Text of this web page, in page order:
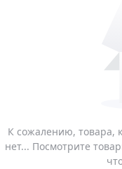
К сожалению, товара,
нет... Посмотрите